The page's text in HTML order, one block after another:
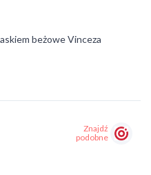
beżowe Vinceza
Znajdź
podobne